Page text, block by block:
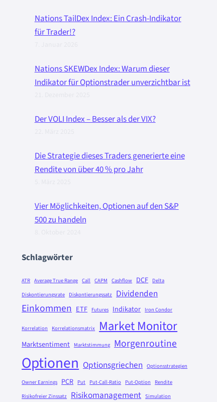
Nations TailDex Index: Ein Crash-Indikator
für Trader!?
Nations SKEWDex Index: Warum dieser
Indikator für Optionstrader unverzichtbar ist
Der VOLI Index – Besser als der VIX?
Die Strategie dieses Traders generierte eine
Rendite von über 40 % pro Jahr
Vier Möglichkeiten, Optionen auf den S&P
500 zu handeln
Schlagwörter
ATR Average True Range Call CAPM Cashflow DCF Delta
Diskontierungsrate Diskontierungssatz Dividenden
Einkommen ETF Futures Indikator Iron Condor
Korrelation Korrelationsmatrix Market Monitor
Marktsentiment Marktstimmung Morgenroutine
Optionen Optionsgriechen Optionsstrategien
Owner Earnings PCR Put Put-Call-Ratio Put-Option
Rendite
Risikofreier Zinssatz Risikomanagement Simulation